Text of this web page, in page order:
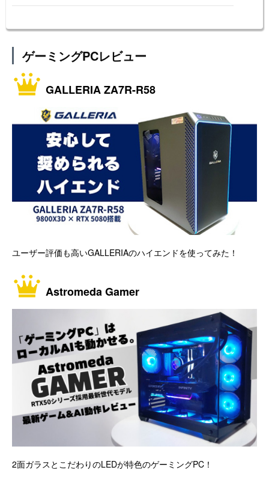
ゲーミングPCレビュー
GALLERIA ZA7R-R58
ユーザー評価も高いGALLERIAのハイエンドを使ってみた！
Astromeda Gamer
2面ガラスとこだわりのLEDが特色のゲーミングPC！